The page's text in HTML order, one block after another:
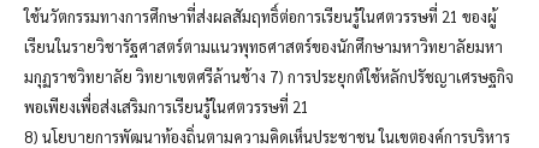
ใช้นวัตกรรมทางการศึกษาที่ส่งผลสัมฤทธิ์ต่อการเรียนรู้ในศตวรรษที่ 21 ของผู้
เรียนในรายวิชารัฐศาสตร์ตามแนวพุทธศาสตร์ของนักศึกษามหาวิทยาลัยมหา
มกุฏราชวิทยาลัย วิทยาเขตศรีล้านช้าง 7) การประยุกต์ใช้หลักปรัชญาเศรษฐกิจ
พอเพียงเพื่อส่งเสริมการเรียนรู้ในศตวรรษที่ 21
8) นโยบายการพัฒนาท้องถิ่นตามความคิดเห็นประชาชน ในเขตองค์การบริหาร